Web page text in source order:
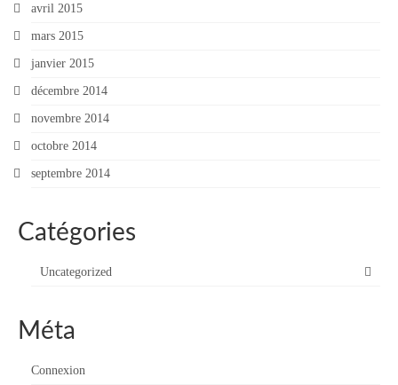
avril 2015
mars 2015
janvier 2015
décembre 2014
novembre 2014
octobre 2014
septembre 2014
Catégories
Uncategorized
Méta
Connexion